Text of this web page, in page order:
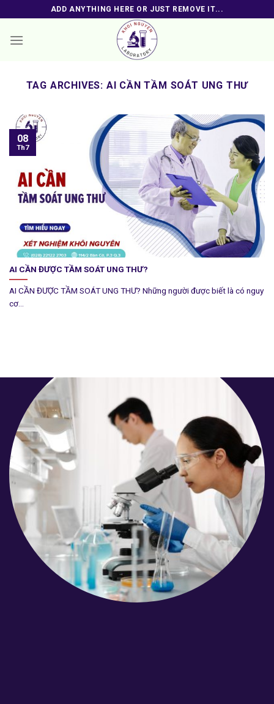
content
ADD ANYTHING HERE OR JUST REMOVE IT...
TAG ARCHIVES: AI CẦN TẦM SOÁT UNG THƯ
AI CẦN ĐƯỢC TẦM SOÁT UNG THƯ?
AI CẦN ĐƯỢC TẦM SOÁT UNG THƯ? Những người được biết là có nguy
cơ...
08
Th7